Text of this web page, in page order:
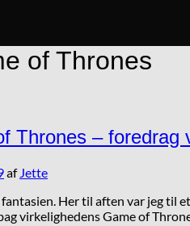
of Thrones
Thrones – foredrag
af Jette
Her til aften var jeg
virkelighedens Game of